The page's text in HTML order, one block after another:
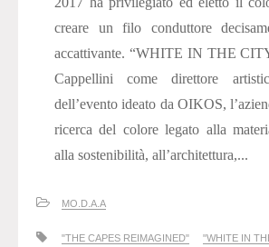
creare un filo conduttore
accattivante. “WHITE IN THE
Cappellini come direttore
dell’evento ideato da OIKOS,
ricerca del colore legato alla
alla sostenibilità, all’architettura,...
MO.D.A.A
"THE CAPES REIMAGINED"
"WHITE IN